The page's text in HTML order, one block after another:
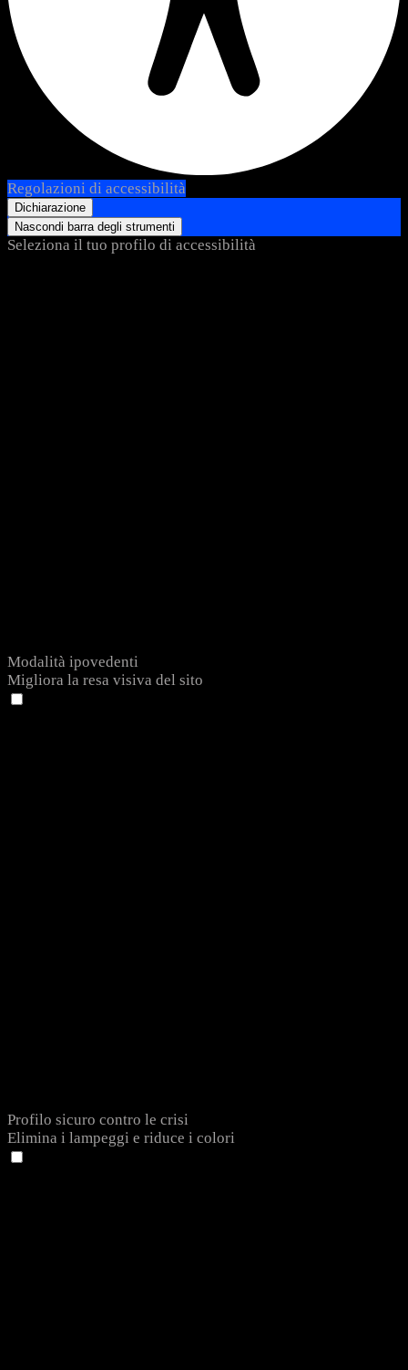
Regolazioni di accessibilità
Dichiarazione
Nascondi barra degli strumenti
Seleziona il tuo profilo di accessibilità
Modalità ipovedenti
Migliora la resa visiva del sito
Profilo sicuro contro le crisi
Elimina i lampeggi e riduce i colori